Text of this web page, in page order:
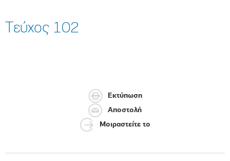
Τεύχος 102
Εκτύπωση
Αποστολή
Μοιραστείτε το